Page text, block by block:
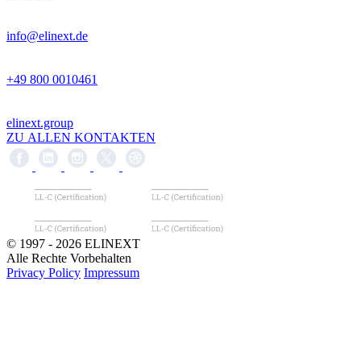
info@elinext.de
+49 800 0010461
elinext.group
ZU ALLEN KONTAKTEN
© 1997 - 2026 ELINEXT
Alle Rechte Vorbehalten
Privacy Policy Impressum